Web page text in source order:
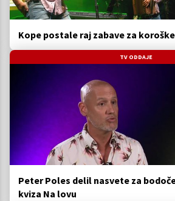
Kope postale raj zabave za
TV ODDAJE
Peter Poles delil nasvete za
kviza Na lovu